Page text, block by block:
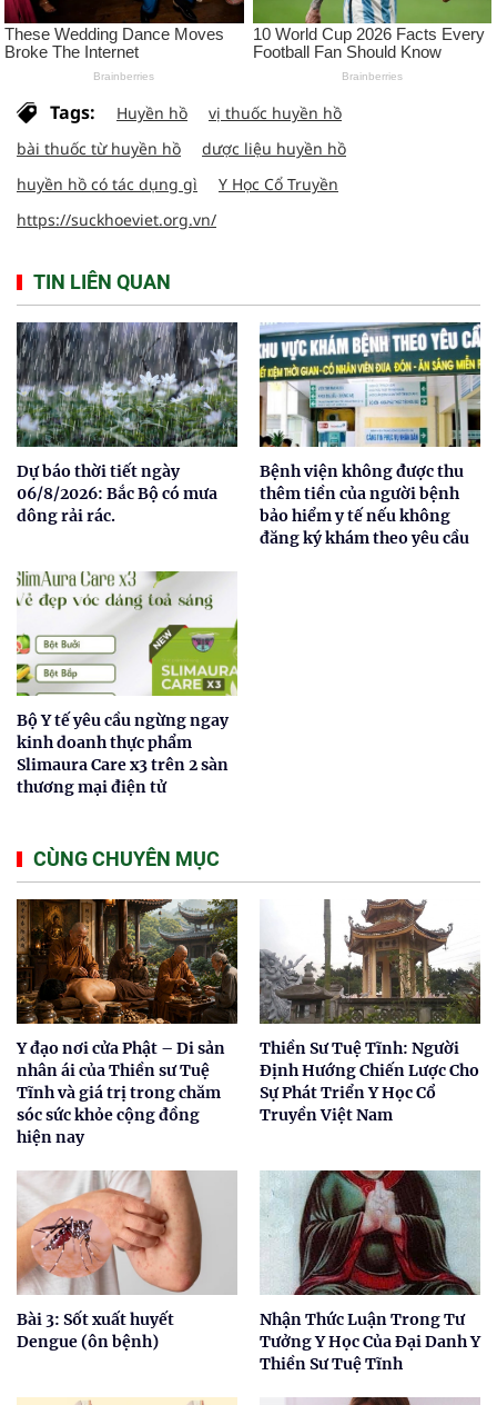
Tags: Huyền hồ
vị thuốc huyền hồ
bài thuốc từ huyền hồ
dược liệu huyền hồ
huyền hồ có tác dụng gì
Y Học Cổ Truyền
https://suckhoeviet.org.vn/
TIN LIÊN QUAN
Dự báo thời tiết ngày
06/8/2026: Bắc Bộ có mưa
dông rải rác.
Bệnh viện không được thu
thêm tiền của người bệnh
bảo hiểm y tế nếu không
đăng ký khám theo yêu cầu
Bộ Y tế yêu cầu ngừng ngay
kinh doanh thực phẩm
Slimaura Care x3 trên 2 sàn
thương mại điện tử
CÙNG CHUYÊN MỤC
Y đạo nơi cửa Phật – Di sản
nhân ái của Thiền sư Tuệ
Tĩnh và giá trị trong chăm
sóc sức khỏe cộng đồng
hiện nay
Thiền Sư Tuệ Tĩnh: Người
Định Hướng Chiến Lược Cho
Sự Phát Triển Y Học Cổ
Truyền Việt Nam
Bài 3: Sốt xuất huyết
Dengue (ôn bệnh)
Nhận Thức Luận Trong Tư
Tưởng Y Học Của Đại Danh Y
Thiền Sư Tuệ Tĩnh